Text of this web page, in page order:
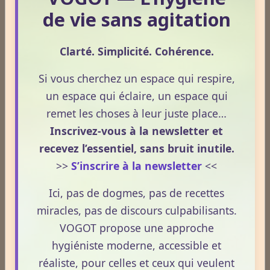
Newsletter #312 - juin 2026
Newsletter #309 - mars 2026
ESPACE PUBLICITAIRE
Format : 300 × 600 px
Cliquez ici pour consulter les
de vie sans agitation
Clarté. Simplicité. Cohérence.
Si vous cherchez un espace qui respire,
un espace qui éclaire, un espace qui
remet les choses à leur juste place…
Inscrivez-vous à la newsletter et
recevez l’essentiel, sans bruit inutile.
>> S’inscrire à la newsletter <<
Ici, pas de dogmes, pas de recettes
miracles, pas de discours culpabilisants.
VOGOT propose une approche
hygiéniste moderne, accessible et
réaliste, pour celles et ceux qui veulent